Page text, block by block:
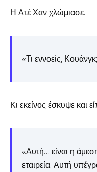
Η Ατέ Χαν χλώμιασε.
«Τι εννοείς,
Κι εκείνος έσκυψε και
«Αυτή… είναι η
εταιρεία. Αυτή